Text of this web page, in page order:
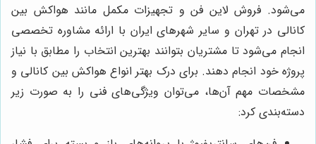
می‌شود. فروش لاین فن و تجهیزات مکمل مانند هواکش بین
کانالی در تهران و سایر شهرهای ایران با ارائه مشاوره تخصصی
انجام می‌شود تا مشتریان بتوانند بهترین انتخاب را مطابق با نیاز
پروژه خود انجام دهند. برای درک بهتر انواع هواکش بین کانالی و
مشخصات مهم آن‌ها، می‌توان ویژگی‌های فنی را به صورت زیر
دسته‌بندی کرد: